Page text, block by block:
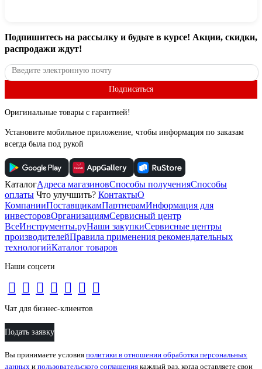
Подпишитесь на рассылку и будьте в курсе! Акции, скидки,
распродажи ждут!
Подписаться
Оригинальные товары с гарантией!
Установите мобильное приложение, чтобы информация по заказам
всегда была под рукой
КаталогАдреса магазиновСпособы полученияСпособы
оплаты Что улучшить? КонтактыО
КомпанииПоставщикамПартнерамИнформация для
инвесторовОрганизациямСервисный центр
ВсеИнструменты.руНаши закупкиСервисные центры
производителейПравила применения рекомендательных
технологийКаталог товаров
Наши соцсети
Чат для бизнес-клиентов
Подать заявку
Вы принимаете условия политики в отношении обработки персональных
данных и пользовательского соглашения каждый раз, когда оставляете свои